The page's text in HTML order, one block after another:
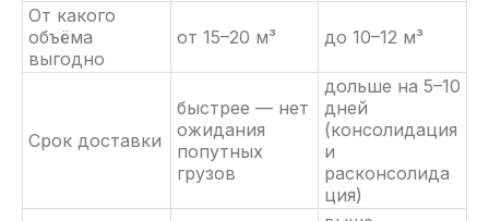
От какого
объёма
выгодно
от 15–20 м³ до 10–12 м³
Срок доставки
быстрее — нет
ожидания
попутных
грузов
дольше на 5–10
дней
(консолидация
и
расконсолида
ция)